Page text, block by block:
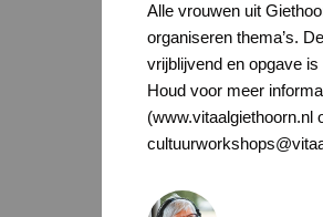
Alle vrouwen uit
organiseren thema’s.
vrijblijvend en opgave
Houd voor meer
(www.vitaalgiethoorn.nl